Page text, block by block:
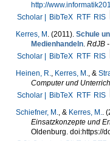
http://
Scholar |
BibTeX RTF RIS
Kerres, M . (2011). Schule
Medienhandeln. RdJB
Scholar |
BibTeX RTF RIS
Heinen, R., Kerres, M., &
Computer und
Scholar |
BibTeX RTF RIS
Schiefner, M., & Kerres, M..
Einsatzkonzepte und
Oldenburg. doi:https://